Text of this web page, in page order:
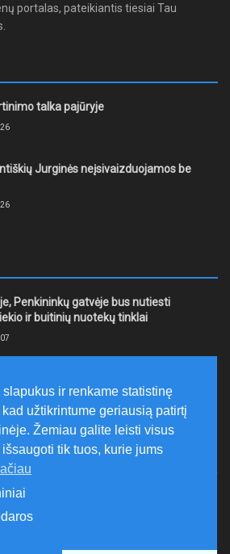
portalas, pateikiantis tiesiai Tau
talka pajūryje
Jurginės neįsivaizduojamos be
Penkininkų gatvėje bus nutiesti
ir buitinių nuotekų tinklai
karines pratybas
redakcijai
slapukus ir renkame statistinę
užtikrintume geriausią patirtį
Žemiau galite leisti visus
tik tuos, kurie jums